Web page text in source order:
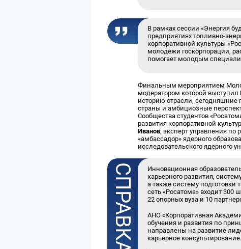
В рамках сессии «Энергия
предприятиях топливно-
корпоративной культуры
молодежи госкорпорации,
помогает молодым
Финальным мероприятием
модератором которой выступил
историю отрасли, сегодняшние
страны и амбициозные
Сообщества студентов
развития корпоративной
Иванов; эксперт управления
«амбассадор» ядерного
исследовательского ядерного
Инновационная
карьерного развития,
а также систему подготовки
сеть «Росатома» входит 300
22 опорных вуза и 10
АНО «Корпоративная
обучения и развития по
направлены на развитие
карьерное консультирование.